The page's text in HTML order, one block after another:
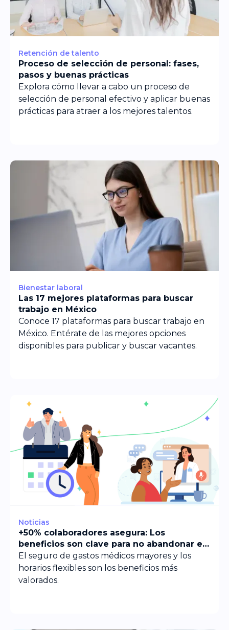
Retención de talento
Proceso de selección de personal: fases,
pasos y buenas prácticas
Explora cómo llevar a cabo un proceso de
selección de personal efectivo y aplicar buenas
prácticas para atraer a los mejores talentos.
Bienestar laboral
Las 17 mejores plataformas para buscar
trabajo en México
Conoce 17 plataformas para buscar trabajo en
México. Entérate de las mejores opciones
disponibles para publicar y buscar vacantes.
Noticias
+50% colaboradores asegura: Los
beneficios son clave para no abandonar el
empleo
El seguro de gastos médicos mayores y los
horarios flexibles son los beneficios más
valorados.